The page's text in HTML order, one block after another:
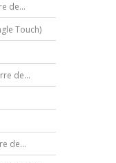
de...
Touch)
de...
de...